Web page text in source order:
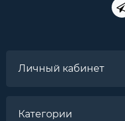
Личный кабинет
Категории